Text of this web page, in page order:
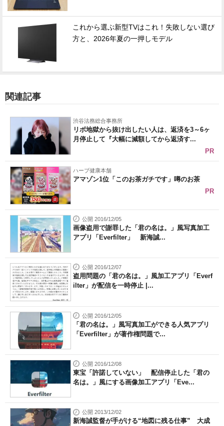
これから選ぶ新型TVはこれ！失敗しない選び
方と、2026年夏の一押しモデル
関連記事
渋谷法務総合事務所
リボ地獄から抜け出したい人は、返済を3～6ヶ
月停止して『大幅に減額してから返済す...
PR
ハーブ健康本舗
アマゾン1位「このお茶ガチです」噂のお茶
PR
公開 2016/12/05
画像盗用で謝罪した「君の名は。」風写真加工
アプリ「Everfilter」 新海誠...
公開 2016/12/07
盗用問題の「君の名は。」風加工アプリ「Everf
ilter」が配信を一時停止 |...
公開 2016/12/05
「君の名は。」風写真加工ができる人気アプリ
「Everfilter」が著作権問題で...
公開 2016/12/08
東宝「許諾していない」 配信停止した「君の
名は。」風にする画像加工アプリ「Eve...
公開 2013/12/02
新海誠監督が手がける“地図に残る仕事” 大成